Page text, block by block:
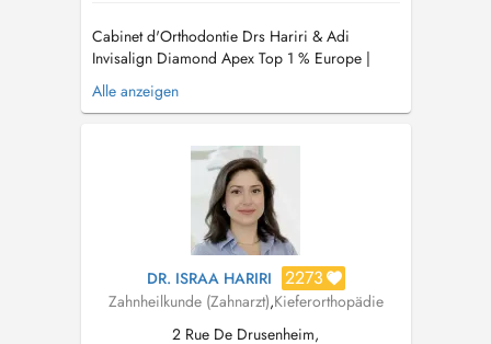
Cabinet d'Orthodontie Drs Hariri & Adi
Invisalign Diamond Apex Top 1 % Europe |
Tiers payant agréé (PID) Le cabinet des Drs
Hariri & Adi est spécialisé en orthodontie
en technique Invisalign et son approche
personnalisée du soin. Nous accueillons les
Alle anzeigen
DR. ISRAA HARIRI 2273
Zahnheilkunde (Zahnarzt),Kieferorthopädie
2 Rue De Drusenheim,